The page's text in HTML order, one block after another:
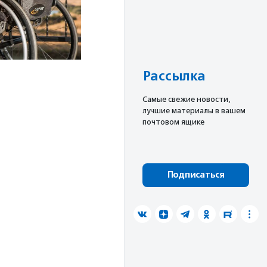
Рассылка
Cамые свежие новости,
лучшие материалы в вашем
почтовом ящике
Подписаться